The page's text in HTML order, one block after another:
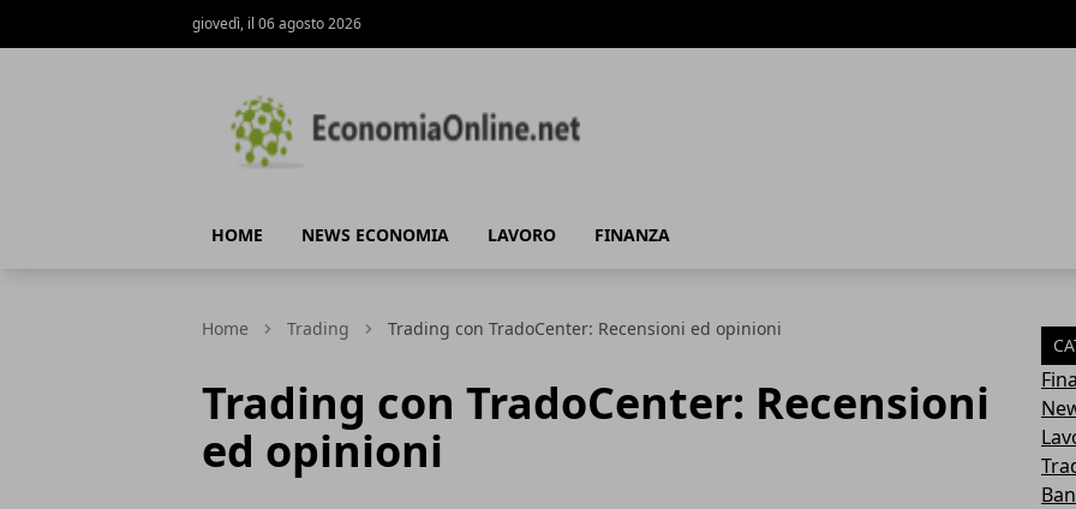
giovedì, il 06 agosto 2026
HOME NEWS ECONOMIA LAVORO FINANZA
Home Trading Trading con TradoCenter: Recensioni ed opinioni
Trading con TradoCenter: Recensioni
ed opinioni